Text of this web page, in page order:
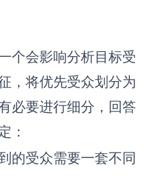
个会影响分析目标受
，将优先受众划分为
必要进行细分，回答
：
的受众需要一套不同